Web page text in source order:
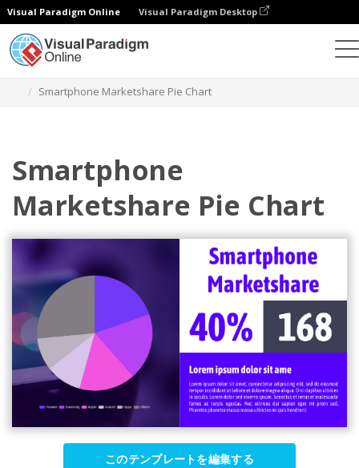
Visual Paradigm Online Visual Paradigm Desktop
Smartphone Marketshare Pie Chart
Smartphone
Marketshare Pie Chart
このテンプレートを編集する